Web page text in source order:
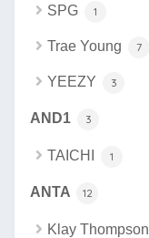
SPG 1
Trae Young 7
YEEZY 3
AND1 3
TAICHI 1
ANTA 12
Klay Thompson